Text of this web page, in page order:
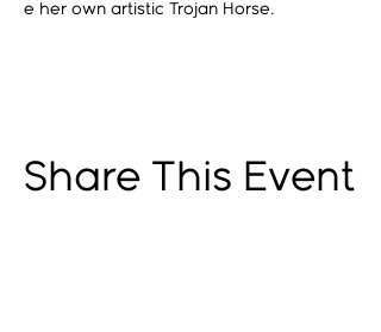
e her own artistic Trojan Horse.
Share This Event